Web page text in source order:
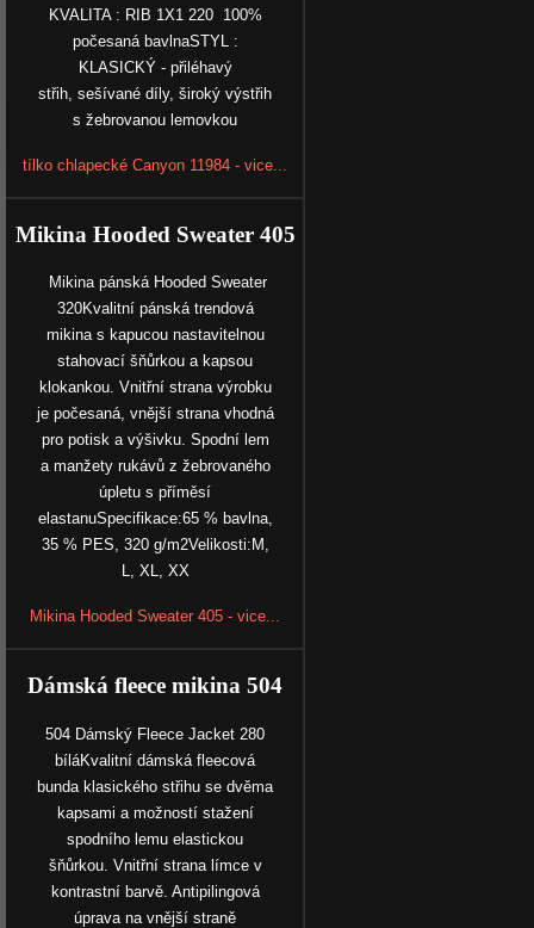
KVALITA : RIB 1X1 220 100%
počesaná bavlnaSTYL :
KLASICKÝ - přiléhavý
střih, sešívané díly, široký výstřih
s žebrovanou lemovkou
tílko chlapecké Canyon 11984 - vice...
Mikina Hooded Sweater 405
Mikina pánská Hooded Sweater
320Kvalitní pánská trendová
mikina s kapucou nastavitelnou
stahovací šňůrkou a kapsou
klokankou. Vnitřní strana výrobku
je počesaná, vnější strana vhodná
pro potisk a výšivku. Spodní lem
a manžety rukávů z žebrovaného
úpletu s příměsí
elastanuSpecifikace:65 % bavlna,
35 % PES, 320 g/m2Velikosti:M,
L, XL, XX
Mikina Hooded Sweater 405 - vice...
Dámská fleece mikina 504
504 Dámský Fleece Jacket 280
bíláKvalitní dámská fleecová
bunda klasického střihu se dvěma
kapsami a možností stažení
spodního lemu elastickou
šňůrkou. Vnitřní strana límce v
kontrastní barvě. Antipilingová
úprava na vnější straně